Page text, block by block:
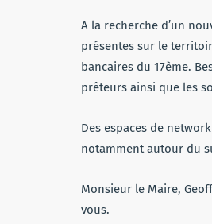
A la recherche d’un
présentes sur le
bancaires du 17ème.
prêteurs ainsi que les
Des espaces de
notamment autour du
Monsieur le Maire,
vous.